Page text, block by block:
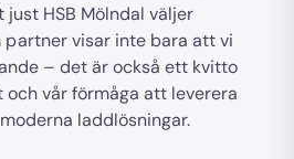
just HSB Mölndal väljer
partner visar inte bara att vi
– det är också ett kvitto
vår förmåga att leverera
laddlösningar.